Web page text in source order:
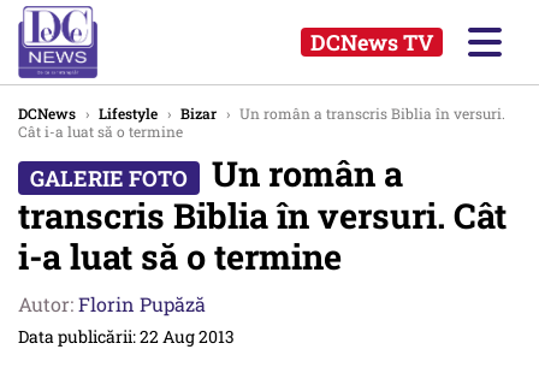
DCNews TV
DCNews › Lifestyle › Bizar › Un român a transcris Biblia în versuri.
Cât i-a luat să o termine
Un român a
transcris Biblia în versuri. Cât
i-a luat să o termine
Autor:Florin Pupăză
Data publicării: 22 Aug 2013